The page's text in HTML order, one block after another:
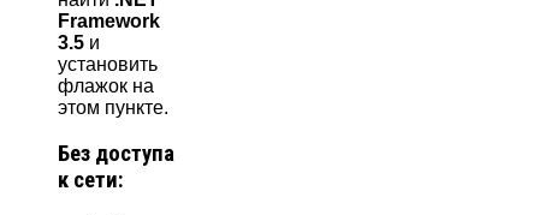
Framework
3.5 и
установить
флажок на
этом пункте.
Без доступа
к сети: